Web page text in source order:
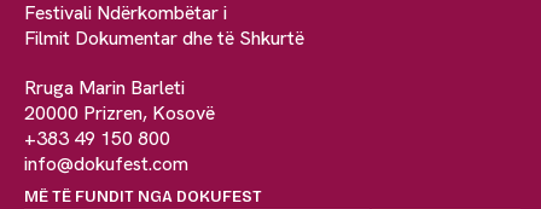
Festivali Ndërkombëtar i
Filmit Dokumentar dhe të Shkurtë
Rruga Marin Barleti
20000 Prizren, Kosovë
+383 49 150 800
info@dokufest.com
MË TË FUNDIT NGA DOKUFEST